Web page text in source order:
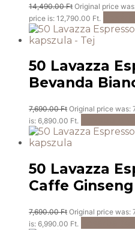
14,490.00Ft Original price
price is: 12,790.00 Ft.
50 Lavazza
Bevanda
7,690.00Ft Original price was:
is: 6,890.00 Ft.
50 Lavazza
Caffe
7,690.00Ft Original price was:
is: 6,990.00 Ft.